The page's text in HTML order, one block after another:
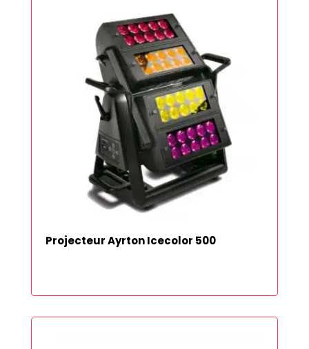
Projecteur Ayrton Icecolor 500